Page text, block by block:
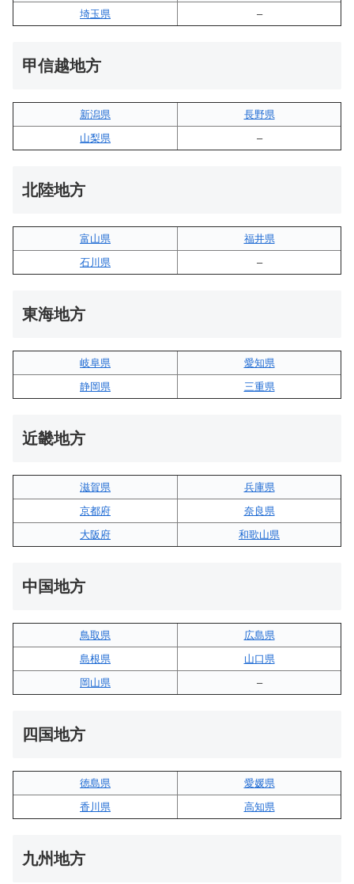
埼玉県
–
甲信越地方
新潟県
長野県
山梨県
–
北陸地方
富山県
福井県
石川県
–
東海地方
岐阜県
愛知県
静岡県
三重県
近畿地方
滋賀県
兵庫県
京都府
奈良県
大阪府
和歌山県
中国地方
鳥取県
広島県
島根県
山口県
岡山県
–
四国地方
徳島県
愛媛県
香川県
高知県
九州地方